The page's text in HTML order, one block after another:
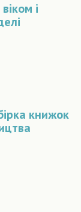
і
книжок